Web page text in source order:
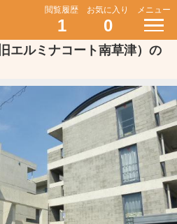
閲覧履歴
1
お気に入り
0
メニュー
エルミナコート南草津）の